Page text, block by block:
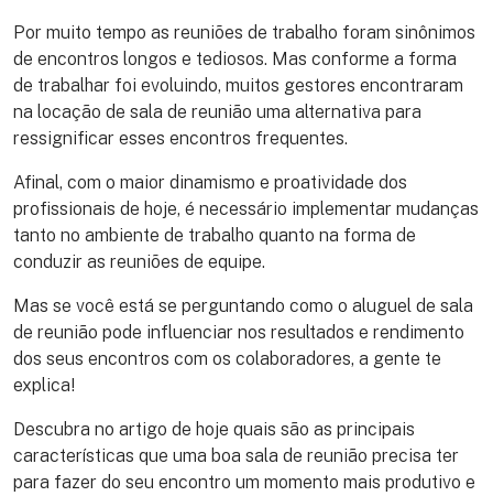
Por muito tempo as reuniões de trabalho foram sinônimos
de encontros longos e tediosos. Mas conforme a forma
de trabalhar foi evoluindo, muitos gestores encontraram
na locação de sala de reunião uma alternativa para
ressignificar esses encontros frequentes.
Afinal, com o maior dinamismo e proatividade dos
profissionais de hoje, é necessário implementar mudanças
tanto no ambiente de trabalho quanto na forma de
conduzir as reuniões de equipe.
Mas se você está se perguntando como o aluguel de sala
de reunião pode influenciar nos resultados e rendimento
dos seus encontros com os colaboradores, a gente te
explica!
Descubra no artigo de hoje quais são as principais
características que uma boa sala de reunião precisa ter
para fazer do seu encontro um momento mais produtivo e